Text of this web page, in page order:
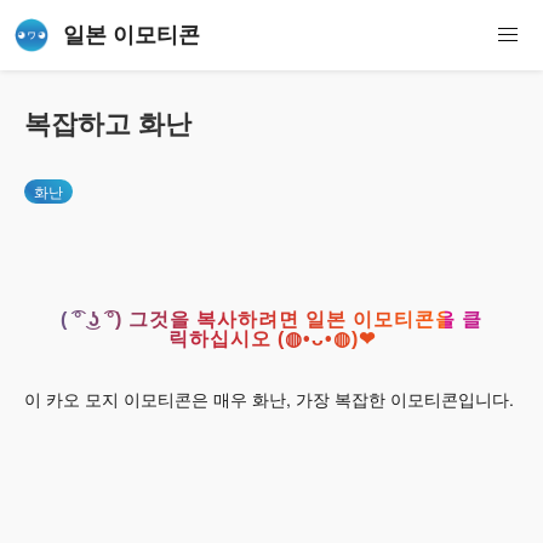
일본 이모티콘
복잡하고 화난
화난
( ͡° ͜ʖ ͡°) 그것을 복사하려면 일본 이모티콘을 클
릭하십시오 (◍•ᴗ•◍)❤
이 카오 모지 이모티콘은 매우 화난, 가장 복잡한 이모티콘입니다.